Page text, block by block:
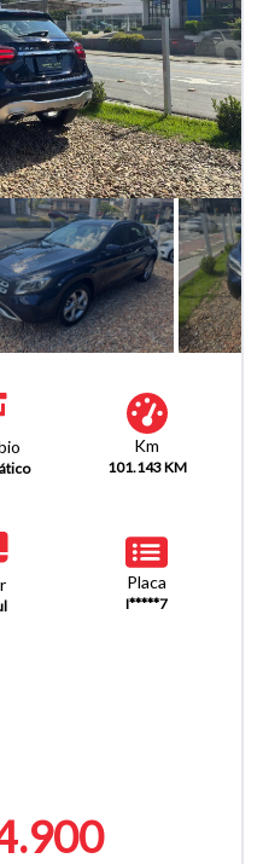
Km
101.143 KM
Placa
I*****7